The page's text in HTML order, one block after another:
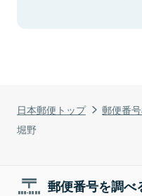
日本郵便トップ 郵便番
堀野
郵便番号を調べ